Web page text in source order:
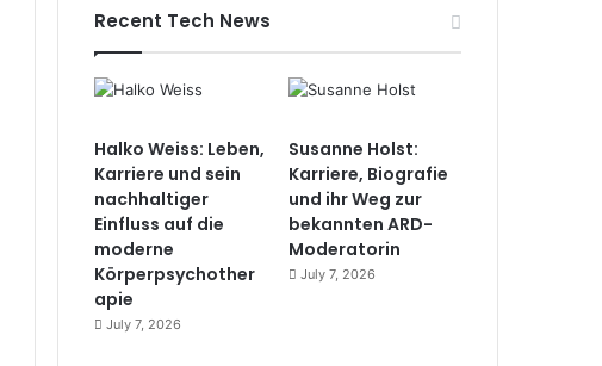
Recent Tech News
Halko Weiss: Leben,
Karriere und sein
nachhaltiger
Einfluss auf die
moderne
Körperpsychother
apie
July 7, 2026
Susanne Holst:
Karriere, Biografie
und ihr Weg zur
bekannten ARD-
Moderatorin
July 7, 2026